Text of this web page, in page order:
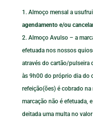
Almoço mensal a
agendamento e/ou
Almoço Avulso – a
efetuada nos nossos
através do cartão/pulseira
às 9h00 do próprio dia do
refeição(ões) é cobrado
marcação não é efetuada,
deitada uma multa no